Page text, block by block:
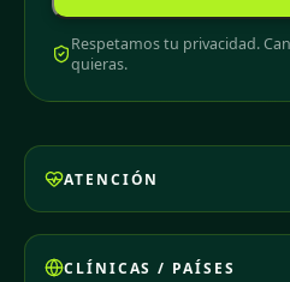
Respetamos tu privacidad.
quieras.
ATENCIÓN
CLÍNICAS / PAÍSES